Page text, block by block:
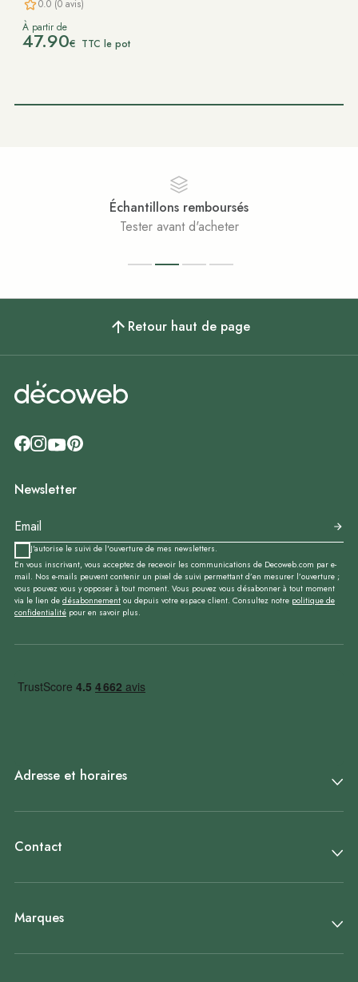
0.0 (0 avis)
À partir de
47.90€ TTC le pot
Échantillons remboursés
Tester avant d'acheter
Retour haut de page
Newsletter
J'autorise le suivi de l'ouverture de mes newsletters.
En vous inscrivant, vous acceptez de recevoir les communications de Decoweb.com par e-
mail. Nos e-mails peuvent contenir un pixel de suivi permettant d’en mesurer l’ouverture ;
vous pouvez vous y opposer à tout moment. Vous pouvez vous désabonner à tout moment
via le lien de désabonnement ou depuis votre espace client. Consultez notre politique de
confidentialité pour en savoir plus.
Adresse et horaires
Contact
Marques